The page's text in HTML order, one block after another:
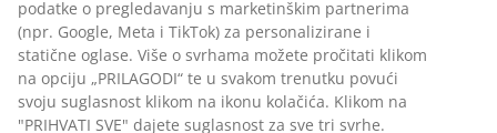
podatke o pregledavanju s marketinškim partnerima
(npr. Google, Meta i TikTok) za personalizirane i
statične oglase. Više o svrhama možete pročitati klikom
na opciju „PRILAGODI“ te u svakom trenutku povući
svoju suglasnost klikom na ikonu kolačića. Klikom na
"PRIHVATI SVE" dajete suglasnost za sve tri svrhe.